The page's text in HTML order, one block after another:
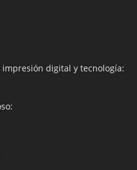
digital y tecnología: